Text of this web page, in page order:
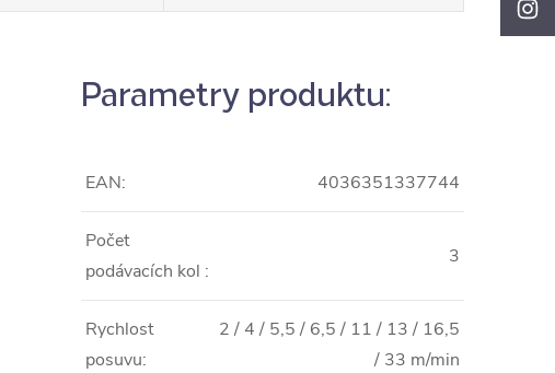
Parametry produktu:
EAN: 4036351337744
Počet
podávacích kol :
3
Rychlost
posuvu:
2 / 4 / 5,5 / 6,5 / 11 / 13 / 16,5
/ 33 m/min